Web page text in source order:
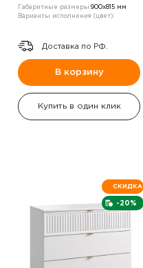
Габаритные размеры:900х815 мм
Варианты исполнения (цвет):
Доставка по РФ.
В корзину
Купить в один клик
-20%
СКИДКА